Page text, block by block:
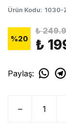
Ürün Kodu: 1030-
%20
₺
₺
Paylaş: